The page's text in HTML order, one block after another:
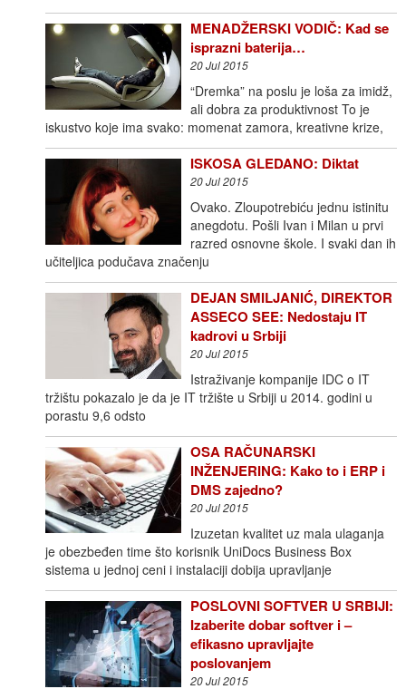
MENADŽERSKI VODIČ: Kad se
isprazni baterija…
20 Jul 2015
“Dremka” na poslu je loša za imidž,
ali dobra za produktivnost To je
iskustvo koje ima svako: momenat zamora, kreativne krize,
ISKOSA GLEDANO: Diktat
20 Jul 2015
Ovako. Zloupotrebiću jednu istinitu
anegdotu. Pošli Ivan i Milan u prvi
razred osnovne škole. I svaki dan ih
učiteljica podučava značenju
DEJAN SMILJANIĆ, DIREKTOR
ASSECO SEE: Nedostaju IT
kadrovi u Srbiji
20 Jul 2015
Istraživanje kompanije IDC o IT
tržištu pokazalo je da je IT tržište u Srbiji u 2014. godini u
porastu 9,6 odsto
OSA RAČUNARSKI
INŽENJERING: Kako to i ERP i
DMS zajedno?
20 Jul 2015
Izuzetan kvalitet uz mala ulaganja
je obezbeđen time što korisnik UniDocs Business Box
sistema u jednoj ceni i instalaciji dobija upravljanje
POSLOVNI SOFTVER U SRBIJI:
Izaberite dobar softver i –
efikasno upravljajte
poslovanjem
20 Jul 2015